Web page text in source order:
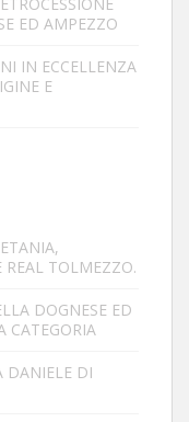
ED AMPEZZO
IN ECCELLENZA
E
REAL TOLMEZZO.
DOGNESE ED
CATEGORIA
DANIELE DI